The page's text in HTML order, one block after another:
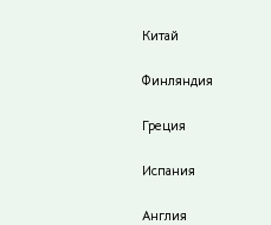
Китай
Финляндия
Греция
Испания
Англия